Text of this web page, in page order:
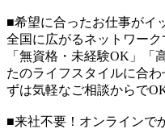
■希望に合ったお仕事がイ
全国に広がるネットワーク
「無資格・未経験OK」「
たのライフスタイルに合
ずは気軽なご相談からで
■来社不要！オンラインで